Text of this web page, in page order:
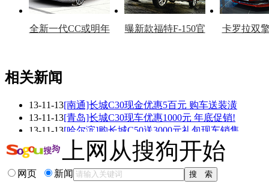
全新一代CC或明年
曝新款福特F-150官
卡罗拉双
看赛车宝贝争奇斗
艳
车模美腿爆乳无惧
走光
相关新闻
13-11-13[南通]长城C30现金优惠5百元 购车送装潢
13-11-13[青岛]长城C30现车优惠1000元 年底促销!
13-11-13[哈尔滨]购长城C50送3000元礼包现车销售
13-11-13
[太原]长城C30最高优惠2000 店内有现车!
13-11-13
省钱大空间 长城C30等自主家轿最高降7千
13-11-12郑州日产NV200改款车型曝光 增改装套件!
上网从搜狗开始
网页 新闻